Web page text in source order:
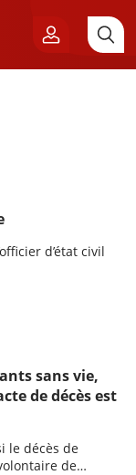
d’état civil
sans vie,
de décès est
le décès de
de